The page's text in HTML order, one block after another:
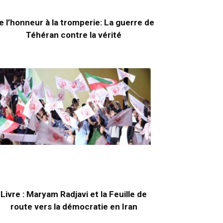
l’honneur à la tromperie: La guerre de
Téhéran contre la vérité
Livre : Maryam Radjavi et la Feuille de
route vers la démocratie en Iran